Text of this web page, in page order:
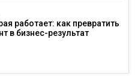
работает: как превратить
в бизнес-результат